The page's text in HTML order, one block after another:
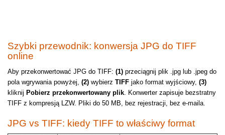
Szybki przewodnik: konwersja JPG do TIFF
online
Aby przekonwertować JPG do TIFF: (1) przeciągnij plik .jpg lub .jpeg do
pola wgrywania powyżej, (2) wybierz TIFF jako format wyjściowy, (3)
kliknij Pobierz przekonwertowany plik. Konwerter zapisuje bezstratny
TIFF z kompresją LZW. Pliki do 50 MB, bez rejestracji, bez e-maila.
JPG vs TIFF: kiedy TIFF to właściwy format